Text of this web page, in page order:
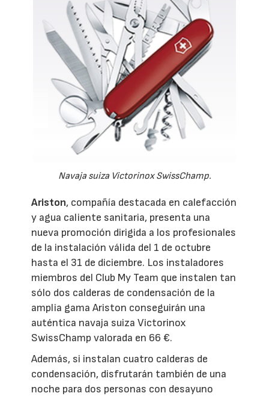
Navaja suiza Victorinox SwissChamp.
Ariston, compañía destacada en calefacción
y agua caliente sanitaria, presenta una
nueva promoción dirigida a los profesionales
de la instalación válida del 1 de octubre
hasta el 31 de diciembre. Los instaladores
miembros del Club My Team que instalen tan
sólo dos calderas de condensación de la
amplia gama Ariston conseguirán una
auténtica navaja suiza Victorinox
SwissChamp valorada en 66 €.
Además, si instalan cuatro calderas de
condensación, disfrutarán también de una
noche para dos personas con desayuno